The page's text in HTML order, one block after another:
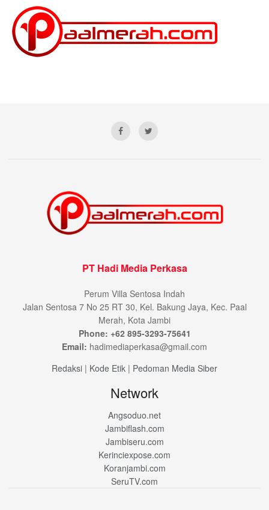
PT Hadi Media Perkasa
Perum Villa Sentosa Indah
Jalan Sentosa 7 No 25 RT 30, Kel. Bakung Jaya, Kec. Paal
Merah, Kota Jambi
Phone: +62 895-3293-75641
Email: hadimediaperkasa@gmail.com
Redaksi | Kode Etik | Pedoman Media Siber
Network
Angsoduo.net
Jambiflash.com
Jambiseru.com
Kerinciexpose.com
Koranjambi.com
SeruTV.com